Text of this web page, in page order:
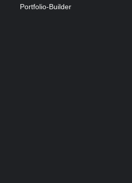
Portfolio-Builder